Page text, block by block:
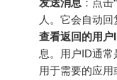
人。它会自动回
查看返回的用户
息。用户ID通常
用于需要的应用